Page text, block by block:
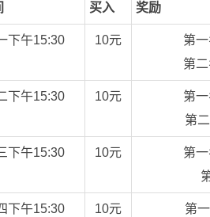
买入 奖励
下午15:30 10元
第
第
下午15:30 10元
第
第
下午15:30 10元
第
下午15:30 10元
第